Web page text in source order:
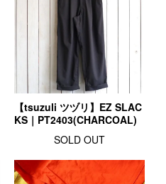
【tsuzuli ツヅリ】EZ SLAC
KS｜PT2403(CHARCOAL)
SOLD OUT